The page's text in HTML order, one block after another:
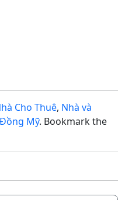
Cho Thuê, Nhà và
Mỹ. Bookmark the